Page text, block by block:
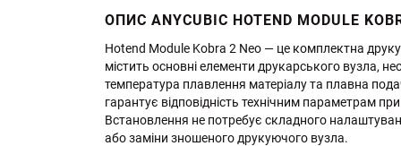
ОПИС ANYCUBIC HOTEND MODULE
Hotend Module Kobra 2 Neo — це комплектна
містить основні елементи друкарського вузла,
температура плавлення матеріалу та плавна
гарантує відповідність технічним параметрам
Встановлення не потребує складного
або заміни зношеного друкуючого вузла.